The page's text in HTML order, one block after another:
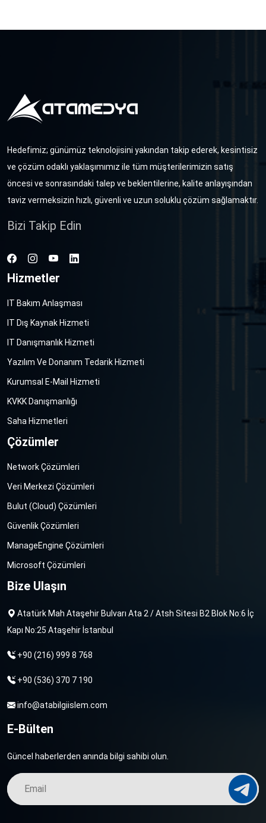
Hedefimiz; günümüz teknolojisini yakından takip ederek, kesintisiz
ve çözüm odaklı yaklaşımımız ile tüm müşterilerimizin satış
öncesi ve sonrasındaki talep ve beklentilerine, kalite anlayışından
taviz vermeksizin hızlı, güvenli ve uzun soluklu çözüm sağlamaktır.
Bizi Takip Edin
Facebook
Instagram
Youtube
Linkedin
Hizmetler
IT Bakım Anlaşması
IT Dış Kaynak Hizmeti
IT Danışmanlık Hizmeti
Yazılım Ve Donanım Tedarik Hizmeti
Kurumsal E-Mail Hizmeti
KVKK Danışmanlığı
Saha Hizmetleri
Çözümler
Network Çözümleri
Veri Merkezi Çözümleri
Bulut (Cloud) Çözümleri
Güvenlik Çözümleri
ManageEngine Çözümleri
Microsoft Çözümleri
Bize Ulaşın
Atatürk Mah Ataşehir Bulvarı Ata 2 / Atsh Sitesi B2 Blok No:6 İç
Kapı No:25 Ataşehir İstanbul
+90 (216) 999 8 768
+90 (536) 370 7 190
info@atabilgiislem.com
E-Bülten
Güncel haberlerden anında bilgi sahibi olun.